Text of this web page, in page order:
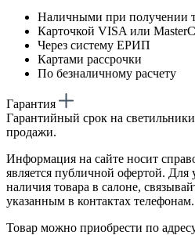
Наличными при получении
Карточкой VISA или
Через систему ЕРИП
Картами рассрочки
По безналичному расчету
Гарантия
Гарантийный срок на
продажи.
Информация на сайте носит
является публичной офертой. Для
наличия товара в салоне,
указанным в контактах телефонам.
Товар можно приобрести по